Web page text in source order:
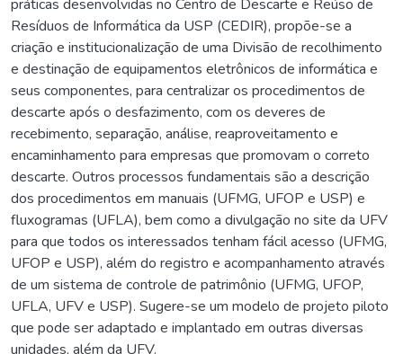
práticas desenvolvidas no Centro de Descarte e Reúso de
Resíduos de Informática da USP (CEDIR), propõe-se a
criação e institucionalização de uma Divisão de recolhimento
e destinação de equipamentos eletrônicos de informática e
seus componentes, para centralizar os procedimentos de
descarte após o desfazimento, com os deveres de
recebimento, separação, análise, reaproveitamento e
encaminhamento para empresas que promovam o correto
descarte. Outros processos fundamentais são a descrição
dos procedimentos em manuais (UFMG, UFOP e USP) e
fluxogramas (UFLA), bem como a divulgação no site da UFV
para que todos os interessados tenham fácil acesso (UFMG,
UFOP e USP), além do registro e acompanhamento através
de um sistema de controle de patrimônio (UFMG, UFOP,
UFLA, UFV e USP). Sugere-se um modelo de projeto piloto
que pode ser adaptado e implantado em outras diversas
unidades, além da UFV.